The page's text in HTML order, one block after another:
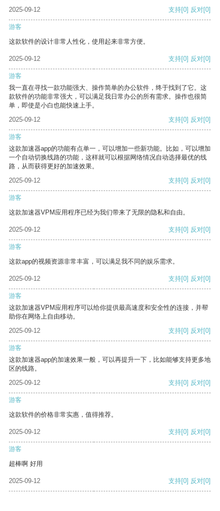
2025-09-12
支持[0] 反对[0]
游客
这款软件的设计非常人性化，使用起来非常方便。
2025-09-12 支持[0] 反对[0]
游客
我一直在寻找一款功能强大、操作简单的办公软件，终于找到了它。这
款软件的功能非常强大，可以满足我日常办公的所有需求。操作也很简
单，即使是小白也能快速上手。
2025-09-12
支持[0] 反对[0]
游客
这款加速器app的功能有点单一，可以增加一些新功能。比如，可以增加
一个自动切换线路的功能，这样就可以根据网络情况自动选择最优的线
路，从而获得更好的加速效果。
2025-09-12
支持[0] 反对[0]
游客
这款加速器VPM应用程序已经为我们带来了无限的隐私和自由。
2025-09-12 支持[0] 反对[0]
游客
这款app的视频资源非常丰富，可以满足我不同的娱乐需求。
2025-09-12 支持[0] 反对[0]
游客
这款加速器VPM应用程序可以给你提供最高速度和安全性的连接，并帮
助你在网络上自由移动。
2025-09-12
支持[0] 反对[0]
游客
这款加速器app的加速效果一般，可以再提升一下，比如能够支持更多地
区的线路。
2025-09-12
支持[0] 反对[0]
游客
这款软件的价格非常实惠，值得推荐。
2025-09-12 支持[0] 反对[0]
游客
超棒啊 好用
2025-09-12 支持[0] 反对[0]